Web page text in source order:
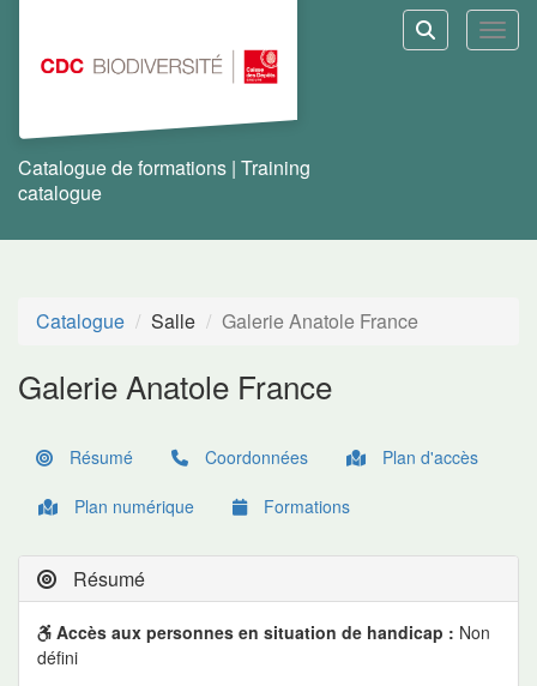
Rechercher
Catalogue de formations | Training
catalogue
Catalogue Salle Galerie Anatole France
Galerie Anatole France
Résumé Coordonnées Plan d'accès
Plan numérique Formations
Résumé
Accès aux personnes en situation de handicap : Non
défini